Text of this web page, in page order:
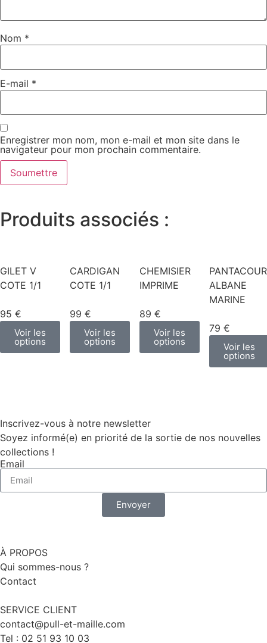
Nom *
E-mail *
Enregistrer mon nom, mon e-mail et mon site dans le
navigateur pour mon prochain commentaire.
Produits associés :
GILET V
COTE 1/1
95 €
Voir les
options
CARDIGAN
COTE 1/1
99 €
Voir les
options
CHEMISIER
IMPRIME
89 €
Voir les
options
ALBANE
MARINE
79 €
Voir les
options
Inscrivez-vous à notre newsletter
Soyez informé(e) en priorité de la sortie de nos nouvelles
collections !
Email
Envoyer
À PROPOS
Qui sommes-nous ?
Contact
SERVICE CLIENT
contact@pull-et-maille.com
Tel : 02 51 93 10 03